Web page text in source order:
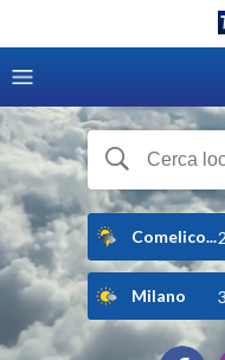
Comelico...
Milano